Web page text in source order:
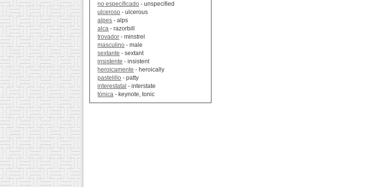
no especificado - unspecified
ulceroso - ulcerous
alpes - alps
alca - razorbill
trovador - minstrel
masculino - male
sextante - sextant
insistente - insistent
heroicamente - heroically
pastelillo - patty
interestatal - interstate
tónica - keynote, tonic